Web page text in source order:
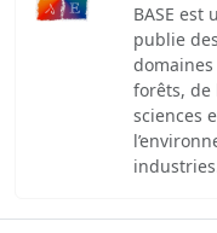
BASE
publie
forêts, de
sciences